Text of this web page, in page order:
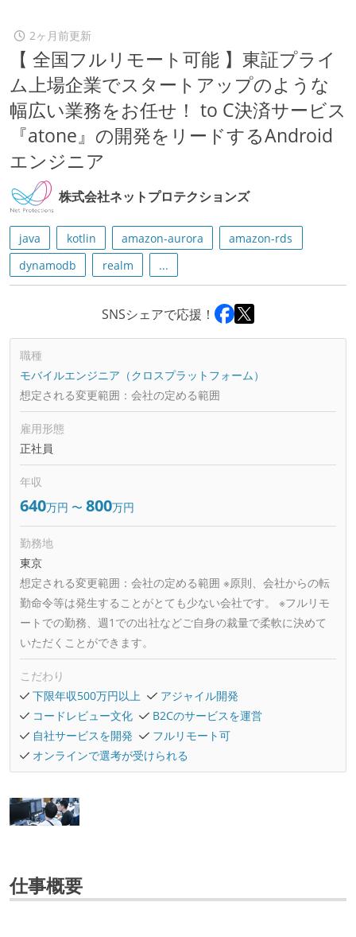
2ヶ月前更新
【 全国フルリモート可能 】東証プライ
ム上場企業でスタートアップのような
幅広い業務をお任せ！ to C決済サービス
『atone』の開発をリードするAndroid
エンジニア
株式会社ネットプロテクションズ
java kotlin amazon-aurora
amazon-rds
dynamodb
realm ...
SNSシェアで応援！
職種
モバイルエンジニア（クロスプラットフォーム）
想定される変更範囲： 会社の定める範囲
雇用形態
正社員
年収
640万円 〜 800万円
勤務地
東京
想定される変更範囲： 会社の定める範囲 ※原則、会社からの転
勤命令等は発生することがとても少ない会社です。 ※フルリモ
ートでの勤務、週1での出社などご自身の裁量で柔軟に決めて
いただくことができます。
こだわり
下限年収500万円以上
アジャイル開発
コードレビュー文化
B2Cのサービスを運営
自社サービスを開発
フルリモート可
オンラインで選考が受けられる
仕事概要